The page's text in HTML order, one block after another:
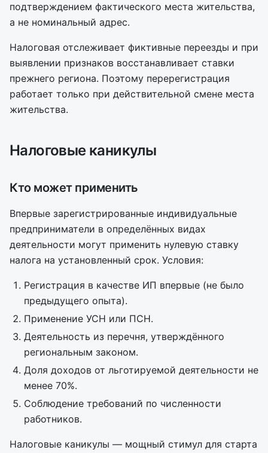
подтверждением фактического места жительства,
а не номинальный адрес.
Налоговая отслеживает фиктивные переезды и при
выявлении признаков восстанавливает ставки
прежнего региона. Поэтому перерегистрация
работает только при действительной смене места
жительства.
Налоговые каникулы
Кто может применить
Впервые зарегистрированные индивидуальные
предприниматели в определённых видах
деятельности могут применить нулевую ставку
налога на установленный срок. Условия:
Регистрация в качестве ИП впервые (не было
предыдущего опыта).
Применение УСН или ПСН.
Деятельность из перечня, утверждённого
региональным законом.
Доля доходов от льготируемой деятельности не
менее 70%.
Соблюдение требований по численности
работников.
Налоговые каникулы — мощный стимул для старта